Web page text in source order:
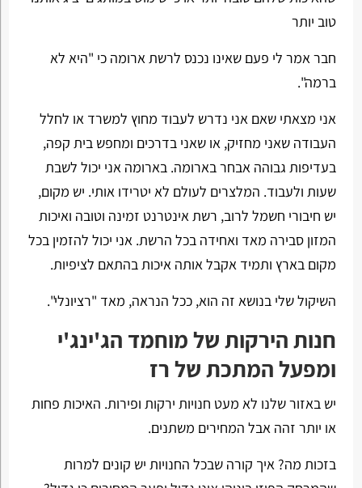
טוב יותר
חבר אמר לי פעם שאינו נכנס לרשת ארומה כי "היא לא
ברמה".
אני מצאתי שאם אני נדרש לעבוד מחוץ למשרד או לחלל
העבודה שאני מחזיק, או שאני בדרכים ומחפש בית קפה,
בעדיפות גבוהה אבחר בארומה. בארומה אני יכול לשבת
שעות ולעבוד. המלצרים לעולם לא יטרידו אותי. יש מקום,
יש חיבורי חשמל לרוב, רשת אינטרנט זמינה וטובה ואיכות
המזון סבירה מאד ואחידה בכל הרשת. אני יכול להזמין בכל
מקום בארץ ותמיד אקבל אותה איכות בהתאם לציפיות.
השיקול שלי בנושא זה הוא, ככל הנראה, מאד "רציונלי".
חנות הירקות של מוחמד הג'ינג'י
ומפעל המתכת של רז
יש באזור שלנו לא מעט חנויות ירקות ופירות. האיכות פחות
או יותר זהה אבל המחירים משתנים.
בזכות מה? איך קורה שבכל החנויות יש קונים למרות